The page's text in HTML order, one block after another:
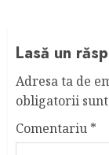
Lasă un
Adresa ta de
obligatorii
Comentariu *